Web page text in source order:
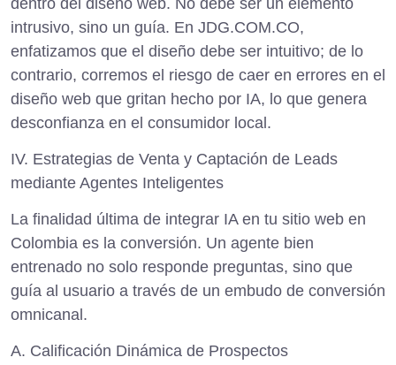
dentro del diseño web. No debe ser un elemento
intrusivo, sino un guía. En JDG.COM.CO,
enfatizamos que el diseño debe ser intuitivo; de lo
contrario, corremos el riesgo de caer en errores en el
diseño web que gritan hecho por IA, lo que genera
desconfianza en el consumidor local.
IV. Estrategias de Venta y Captación de Leads
mediante Agentes Inteligentes
La finalidad última de integrar IA en tu sitio web en
Colombia es la conversión. Un agente bien
entrenado no solo responde preguntas, sino que
guía al usuario a través de un embudo de conversión
omnicanal .
A. Calificación Dinámica de Prospectos